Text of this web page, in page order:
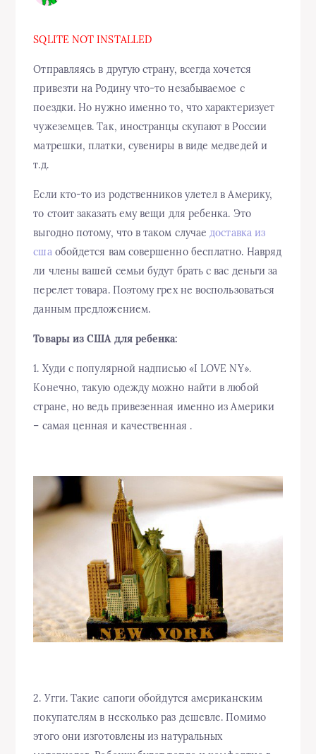
SQLITE NOT INSTALLED
Отправляясь в другую страну, всегда хочется
привезти на Родину что-то незабываемое с
поездки. Но нужно именно то, что характеризует
чужеземцев. Так, иностранцы скупают в России
матрешки, платки, сувениры в виде медведей и
т.д.
Если кто-то из родственников улетел в Америку,
то стоит заказать ему вещи для ребенка. Это
выгодно потому, что в таком случаедоставка из
сшаобойдется вам совершенно бесплатно. Навряд
ли члены вашей семьи будут брать с вас деньги за
перелет товара. Поэтому грех не воспользоваться
данным предложением.
Товары из США для ребенка:
1. Худи с популярной надписью «I LOVE NY».
Конечно, такую одежду можно найти в любой
стране, но ведь привезенная именно из Америки
– самая ценная и качественная .
2. Угги. Такие сапоги обойдутся американским
покупателям в несколько раз дешевле. Помимо
этого они изготовлены из натуральных